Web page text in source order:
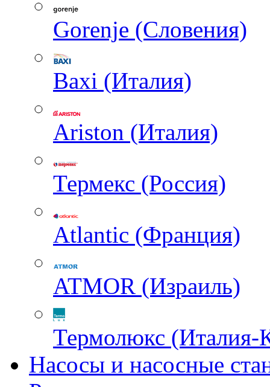
Gorenje (Словения)
Baxi (Италия)
Ariston (Италия)
Термекс (Россия)
Atlantic (Франция)
ATMOR (Израиль)
Термолюкс (Италия-
Насосы и насосные